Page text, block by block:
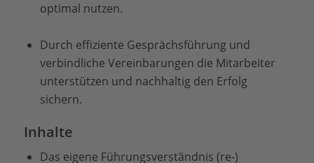
optimal nutzen.
Durch effiziente Gesprächsführung und
verbindliche Vereinbarungen die Mitarbeiter
unterstützen und nachhaltig den Erfolg
sichern.
Inhalte
Das eigene Führungsverständnis (re-)